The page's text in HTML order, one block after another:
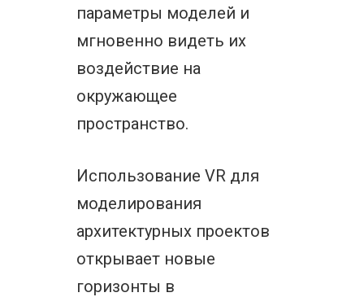
параметры моделей и
мгновенно видеть их
воздействие на
окружающее
пространство.
Использование VR для
моделирования
архитектурных проектов
открывает новые
горизонты в